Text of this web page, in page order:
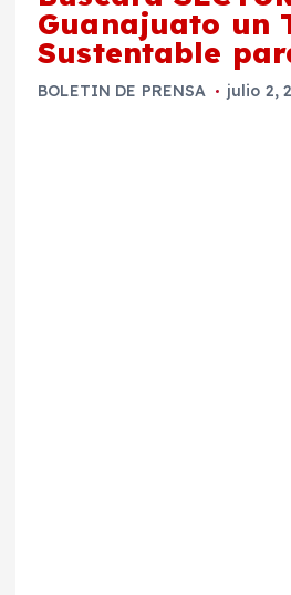
Guanajuato un
Sustentable
BOLETIN DE PRENSA julio 2,